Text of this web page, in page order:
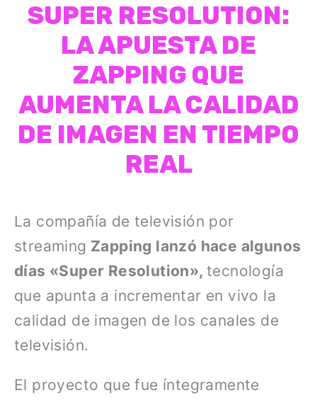
SUPER RESOLUTION:
LA APUESTA DE
ZAPPING QUE
AUMENTA LA CALIDAD
DE IMAGEN EN TIEMPO
REAL
La compañía de televisión por
streaming Zapping lanzó hace algunos
días «Super Resolution», tecnología
que apunta a incrementar en vivo la
calidad de imagen de los canales de
televisión.
El proyecto que fue íntegramente